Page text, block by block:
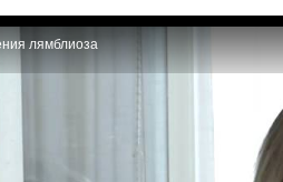
лямблиоза